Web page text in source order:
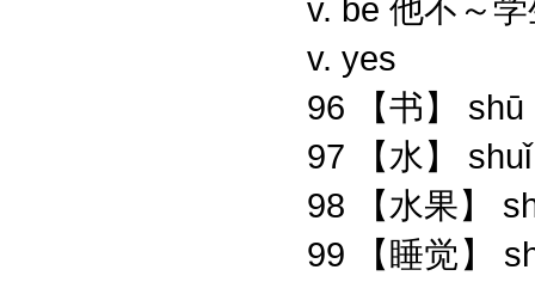
v. be 他不～
v. yes
96 【书】
97 【水】
98 【水果】
99 【睡觉】